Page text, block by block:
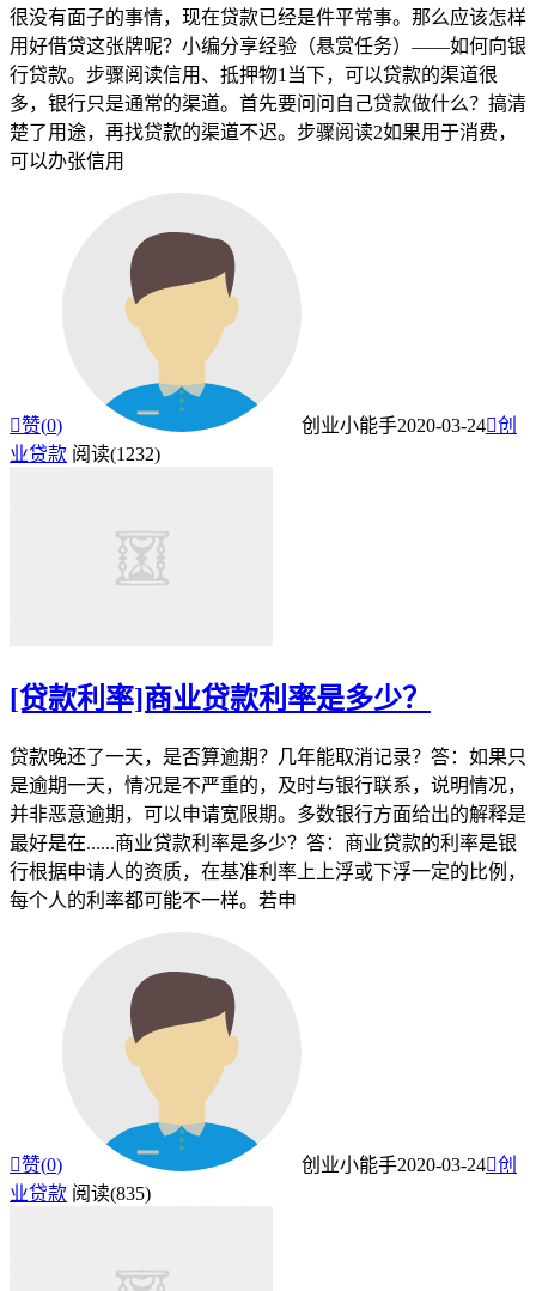
很没有面子的事情，现在贷款已经是件平常事。那么应该怎样
用好借贷这张牌呢？小编分享经验（悬赏任务）——如何向银
行贷款。步骤阅读信用、抵押物1当下，可以贷款的渠道很
多，银行只是通常的渠道。首先要问问自己贷款做什么？搞清
楚了用途，再找贷款的渠道不迟。步骤阅读2如果用于消费，
可以办张信用
赞(0) 创业小能手2020-03-24创
业贷款 阅读(1232)
[贷款利率]商业贷款利率是多少？
贷款晚还了一天，是否算逾期？几年能取消记录？答：如果只
是逾期一天，情况是不严重的，及时与银行联系，说明情况，
并非恶意逾期，可以申请宽限期。多数银行方面给出的解释是
最好是在......商业贷款利率是多少？答：商业贷款的利率是银
行根据申请人的资质，在基准利率上上浮或下浮一定的比例，
每个人的利率都可能不一样。若申
赞(0) 创业小能手2020-03-24创
业贷款 阅读(835)